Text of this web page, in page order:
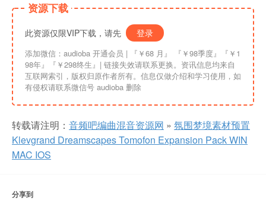
资源下载
此资源仅限VIP下载，请先 登录
添加微信：audioba 开通会员 | 『￥68 月』 『￥98季度』『￥1
98年』『￥298终生』| 链接失效请联系更换。资讯信息均来自
互联网索引，版权归原作者所有。信息仅做介绍和学习使用，如
有侵权请联系微信号 audioba 删除
转载请注明： 音频吧编曲混音资源网 » 氛围梦境素材预置
Klevgrand Dreamscapes Tomofon Expansion Pack WIN
MAC IOS
分享到